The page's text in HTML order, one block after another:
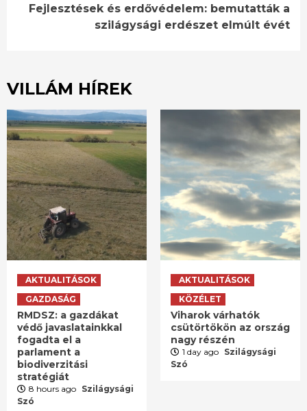
Fejlesztések és erdővédelem: bemutatták a
szilágysági erdészet elmúlt évét
VILLÁM HÍREK
AKTUALITÁSOK
GAZDASÁG
RMDSZ: a gazdákat
védő javaslatainkkal
fogadta el a
parlament a
biodiverzitási
stratégiát
8 hours ago Szilágysági
Szó
AKTUALITÁSOK
KÖZÉLET
Viharok várhatók
csütörtökön az ország
nagy részén
1 day ago Szilágysági
Szó